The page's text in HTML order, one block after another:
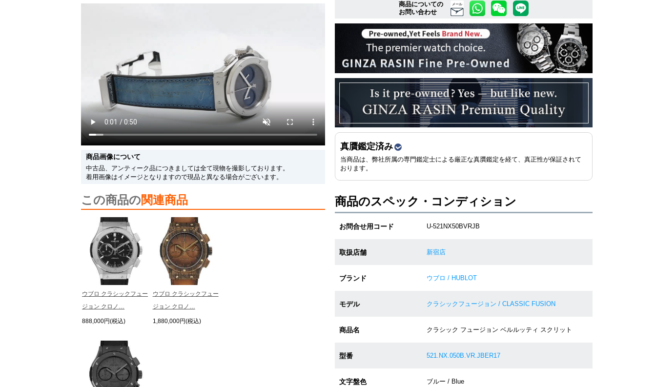
商品画像について
中古品、アンティーク品につきましては全て現物を撮影しております。
着用画像はイメージとなりますので現品と異なる場合がございます。
この商品の関連商品
ウブロ クラシックフュー
ジョン クロノ…
888,000円(税込)
ウブロ クラシックフュー
ジョン クロノ…
1,880,000円(税込)
商品についての
お問い合わせ
メール
真贋鑑定済み
当商品は、弊社所属の専門鑑定士による厳正な真贋鑑定を経て、真正性が保証されて
おります。
商品のスペック・コンディション
お問合せ用コード U-521NX50BVRJB
取扱店舗 新宿店
ブランド ウブロ / HUBLOT
モデル クラシックフュージョン / CLASSIC FUSION
商品名 クラシック フュージョン ベルルッティ スクリット
型番 521.NX.050B.VR.JBER17
文字盤色 ブルー / Blue